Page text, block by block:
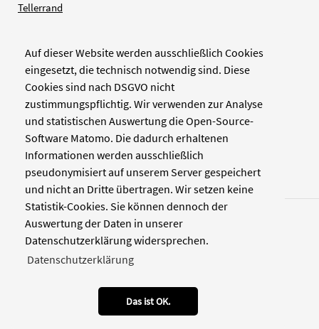
Auf dieser Website werden ausschließlich Cookies
eingesetzt, die technisch notwendig sind. Diese
Cookies sind nach DSGVO nicht
zustimmungspflichtig. Wir verwenden zur Analyse
und statistischen Auswertung die Open-Source-
Software Matomo. Die dadurch erhaltenen
Informationen werden ausschließlich
pseudonymisiert auf unserem Server gespeichert
und nicht an Dritte übertragen. Wir setzen keine
Statistik-Cookies. Sie können dennoch der
Auswertung der Daten in unserer
Datenschutzerklärung widersprechen.
Datenschutzerklärung
Das ist OK.
Tellerrand
Verlag
Zellwerk GmbH & Co KG
Pinienstraße 2
40233 Düsseldorf
www.zellwerk.com
Kontakt Datenschutz